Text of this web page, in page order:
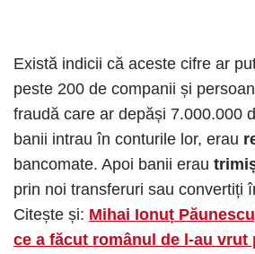
Există indicii că aceste cifre ar
peste 200 de companii și
fraudă care ar depăși 7.000.000
banii intrau în conturile lor, erau
bancomate. Apoi banii erau
prin noi transferuri sau convertiți
Citește și: Mihai Ionuț
ce a făcut românul de l-au vrut